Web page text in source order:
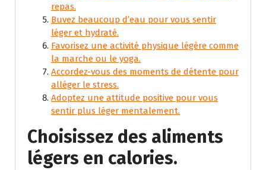
repas.
Buvez beaucoup d’eau pour vous sentir
léger et hydraté.
Favorisez une activité physique légère comme
la marche ou le yoga.
Accordez-vous des moments de détente pour
alléger le stress.
Adoptez une attitude positive pour vous
sentir plus léger mentalement.
Choisissez des aliments
légers en calories.